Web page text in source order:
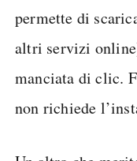
permette di
altri servizi
manciata di clic.
non richiede